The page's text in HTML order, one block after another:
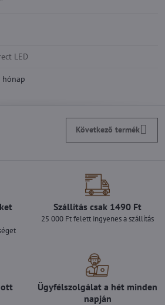
LED
hónap
Következő termék
Szállítás csak 1490 Ft
25 000 Ft felett ingyenes a szállítás
Ügyfélszolgálat a hét minden
napján